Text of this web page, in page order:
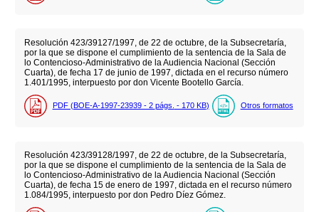
Resolución 423/39127/1997, de 22 de octubre, de la Subsecretaría,
por la que se dispone el cumplimiento de la sentencia de la Sala de
lo Contencioso-Administrativo de la Audiencia Nacional (Sección
Cuarta), de fecha 17 de junio de 1997, dictada en el recurso número
1.401/1995, interpuesto por don Vicente Bootello García.
PDF (BOE-A-1997-23939 - 2 págs. - 170 KB) Otros formatos
Resolución 423/39128/1997, de 22 de octubre, de la Subsecretaría,
por la que se dispone el cumplimiento de la sentencia de la Sala de
lo Contencioso-Administrativo de la Audiencia Nacional (Sección
Cuarta), de fecha 15 de enero de 1997, dictada en el recurso número
1.084/1995, interpuesto por don Pedro Díez Gómez.